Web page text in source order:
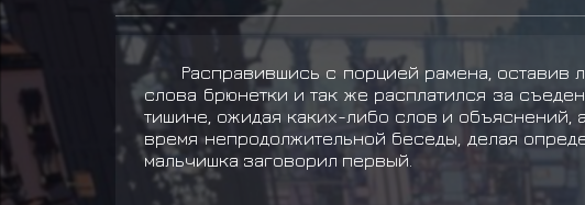
Расправившись с порцией рамена, оставив
слова брюнетки и так же расплатился за
тишине, ожидая каких-либо слов и
время непродолжительной беседы, делая
мальчишка заговорил первый.